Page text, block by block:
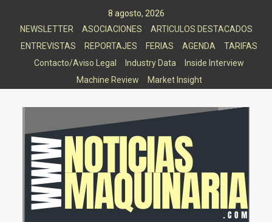
8 agosto, 2026
NEWSLETTER
ASOCIACIONES
ARTICULOS DESTACADOS
ENTREVISTAS
REPORTAJES FERIAS AGENDA
TARIFAS
Contacto/Aviso Legal
Industry Data
Inside Interview
Machine Review
Market Insight